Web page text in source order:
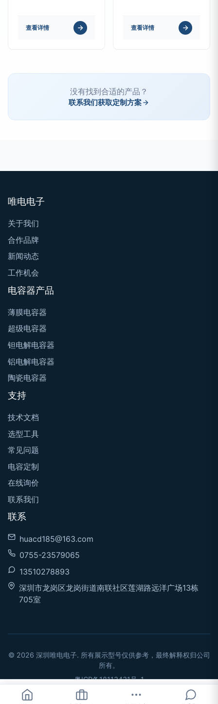
查看详情 查看详情
没有找到合适的产品？
联系我们获取定制方案
唯电电子
关于我们
合作品牌
新闻动态
工作机会
电容器产品
薄膜电容器
超级电容器
钽电解电容器
铝电解电容器
陶瓷电容器
支持
技术文档
选型工具
常见问题
电容定制
在线询价
联系我们
联系
huacd185@163.com
0755-23579065
13510278893
深圳市龙岗区龙岗街道南联社区莲湖路远洋广场13栋
705室
© 2026 深圳唯电电子. 所有展示型号仅供参考，最终解释权归公司
所有。
粤ICP备18113431号-1